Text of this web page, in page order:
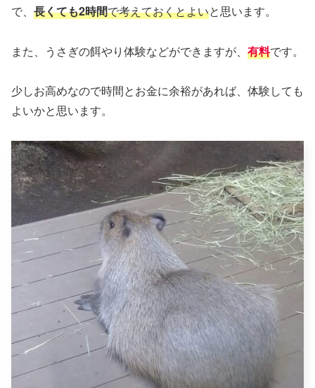
で、 長くても2時間で考えておくとよいと思います。
また、うさぎの餌やり体験などができますが、 有料です。
少しお高めなので時間とお金に余裕があれば、体験しても
よいかと思います。